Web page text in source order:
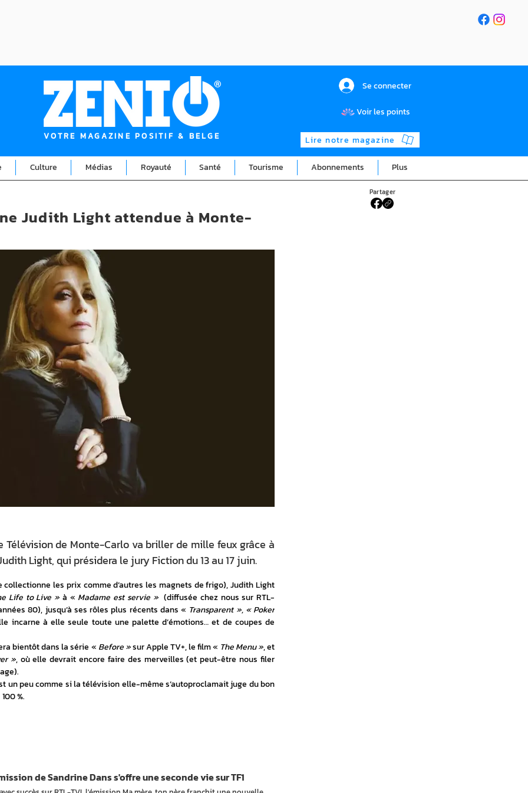
VOTRE MAGAZINE POSITIF & BELGE
Se connecter
Voir les points
Lire notre magazine
Culture Médias Royauté Santé Tourisme Abonnements Plus
Partager
Télévision de Monte-Carlo va briller de mille feux grâce à
Light, qui présidera le jury Fiction du 13 au 17 juin.
les prix comme d’autres les magnets de frigo), Judith Light
Life to Live » à « Madame est servie » (diffusée chez nous sur RTL-
80), jusqu’à ses rôles plus récents dans « Transparent », « Poker
incarne à elle seule toute une palette d’émotions… et de coupes de
bientôt dans la série « Before » sur Apple TV+, le film « The Menu », et
», où elle devrait encore faire des merveilles (et peut-être nous filer
un peu comme si la télévision elle-même s’autoproclamait juge du bon
%.
Judith Light attendue à Monte-
de Sandrine Dans s'offre une seconde vie sur TF1